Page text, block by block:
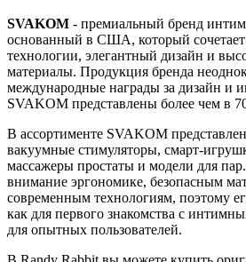
SVAKOM - премиальный бренд
основанный в США, который
технологии, элегантный дизайн и
материалы. Продукция бренда
международные награды за дизайн и
SVAKOM представлены более чем в
В ассортименте SVAKOM
вакуумные стимуляторы, смарт-
массажеры простаты и модели для
внимание эргономике, безопасным
современным технологиям, поэтому
как для первого знакомства с
для опытных пользователей.